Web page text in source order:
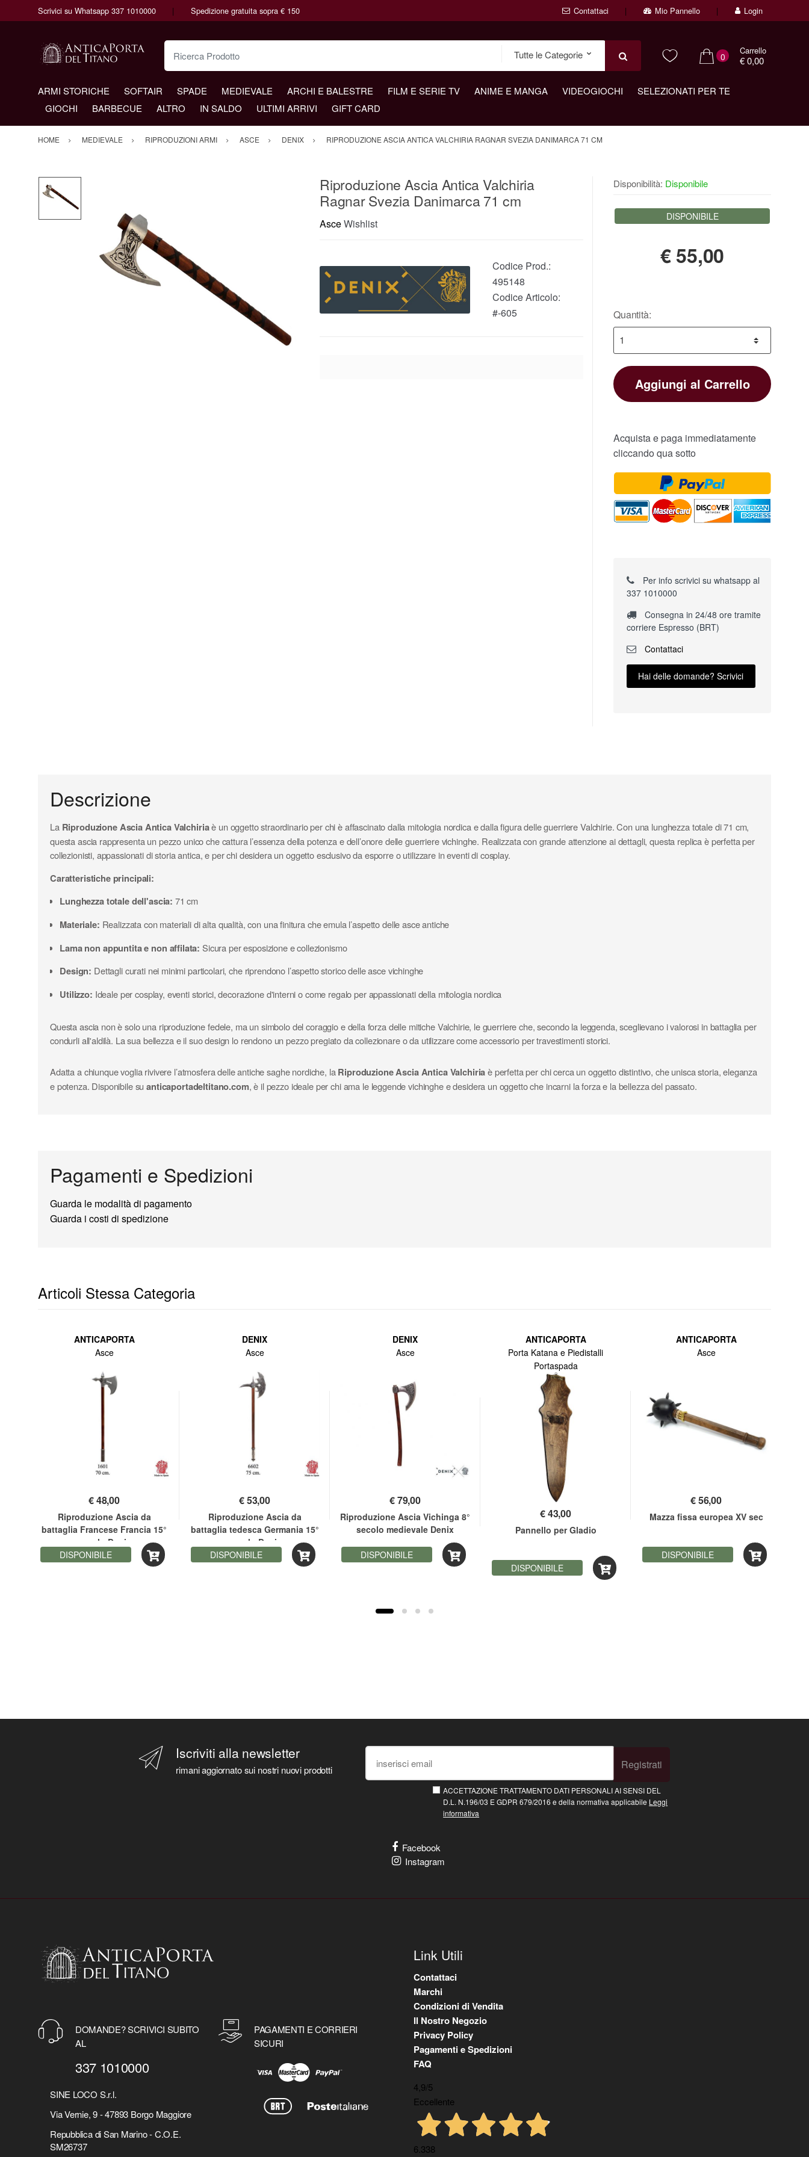
Scrivici su Whatsapp 337 1010000 Spedizione gratuita sopra € 150 Contattaci Mio Pannello Login
Ricerca Prodotto
0
Carrello
€ 0,00
ARMI STORICHE SOFTAIR SPADE MEDIEVALE ARCHI E BALESTRE FILM E SERIE TV ANIME E MANGA VIDEOGIOCHI
SELEZIONATI PER TE
GIOCHI
BARBECUE ALTRO IN SALDO ULTIMI ARRIVI GIFT CARD
HOME MEDIEVALE RIPRODUZIONI ARMI ASCE DENIX RIPRODUZIONE ASCIA ANTICA VALCHIRIA RAGNAR SVEZIA DANIMARCA 71 CM
Riproduzione Ascia Antica Valchiria
Ragnar Svezia Danimarca 71 cm
AsceWishlist
Codice Prod.:
495148
Codice Articolo:
#-605
Disponibilità: Disponibile
DISPONIBILE
€55,00
Quantità:
Aggiungi al Carrello
Acquista e paga immediatamente
cliccando qua sotto
Per info scrivici su whatsapp al
337 1010000
Consegna in 24/48 ore tramite
corriere Espresso (BRT)
Contattaci
Hai delle domande? Scrivici
Descrizione
La Riproduzione Ascia Antica Valchiriaè un oggetto straordinario per chi è affascinato dalla mitologia nordica e dalla figura delle guerriere Valchirie. Con una lunghezza totale di 71 cm,
questa ascia rappresenta un pezzo unico che cattura l’essenza della potenza e dell’onore delle guerriere vichinghe. Realizzata con grande attenzione ai dettagli, questa replica è perfetta per
collezionisti, appassionati di storia antica, e per chi desidera un oggetto esclusivo da esporre o utilizzare in eventi di cosplay.
Caratteristiche principali:
Lunghezza totale dell'ascia: 71 cm
Materiale: Realizzata con materiali di alta qualità, con una finitura che emula l’aspetto delle asce antiche
Lama non appuntita e non affilata: Sicura per esposizione e collezionismo
Design: Dettagli curati nei minimi particolari, che riprendono l’aspetto storico delle asce vichinghe
Utilizzo: Ideale per cosplay, eventi storici, decorazione d'interni o come regalo per appassionati della mitologia nordica
Questa ascia non è solo una riproduzione fedele, ma un simbolo del coraggio e della forza delle mitiche Valchirie, le guerriere che, secondo la leggenda, sceglievano i valorosi in battaglia per
condurli all'aldilà. La sua bellezza e il suo design lo rendono un pezzo pregiato da collezionare o da utilizzare come accessorio per travestimenti storici.
Adatta a chiunque voglia rivivere l’atmosfera delle antiche saghe nordiche, laRiproduzione Ascia Antica Valchiriaè perfetta per chi cerca un oggetto distintivo, che unisca storia, eleganza
e potenza. Disponibile suanticaportadeltitano.com, è il pezzo ideale per chi ama le leggende vichinghe e desidera un oggetto che incarni la forza e la bellezza del passato.
Pagamenti e Spedizioni
Guarda le modalità di pagamento
Guarda i costi di spedizione
Articoli Stessa Categoria
ANTICAPORTA
Asce
€48,00
Riproduzione Ascia da
battaglia Francese Francia 15°
secolo Denix
DISPONIBILE
DENIX
Asce
€53,00
Riproduzione Ascia da
battaglia tedesca Germania 15°
secolo Denix
DISPONIBILE
DENIX
Asce
€79,00
Riproduzione Ascia Vichinga 8°
secolo medievale Denix
DISPONIBILE
ANTICAPORTA
Porta Katana e Piedistalli
Portaspada
€43,00
Pannello per Gladio
DISPONIBILE
ANTICAPORTA
Asce
€56,00
Mazza fissa europea XV sec
DISPONIBILE
Iscriviti alla newsletter
rimani aggiornato sui nostri nuovi prodotti Registrati
ACCETTAZIONE TRATTAMENTO DATI PERSONALI AI SENSI DEL
D.L. N.196/03 E GDPR 679/2016 e della normativa applicabile Leggi
informativa
Facebook
Instagram
DOMANDE? SCRIVICI SUBITO
AL
337 1010000
SINE LOCO S.r.l.
Via Vernie, 9 - 47893 Borgo Maggiore
Repubblica di San Marino - C.O.E.
SM26737
PAGAMENTI E CORRIERI
SICURI
Link Utili
Contattaci
Marchi
Condizioni di Vendita
Il Nostro Negozio
Privacy Policy
Pagamenti e Spedizioni
FAQ
4,9/5
Eccellente
6.338